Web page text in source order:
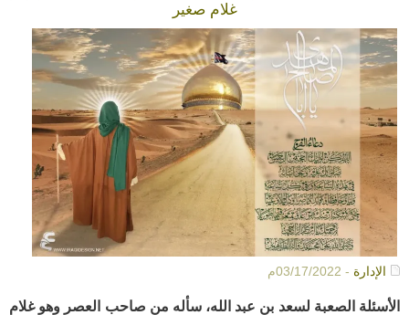
غلام صغير
الإدارة - 03/17/2022م
الأسئلة الصعبة لسعد بن عبد الله، سأله من صاحب العصر وهو غلام